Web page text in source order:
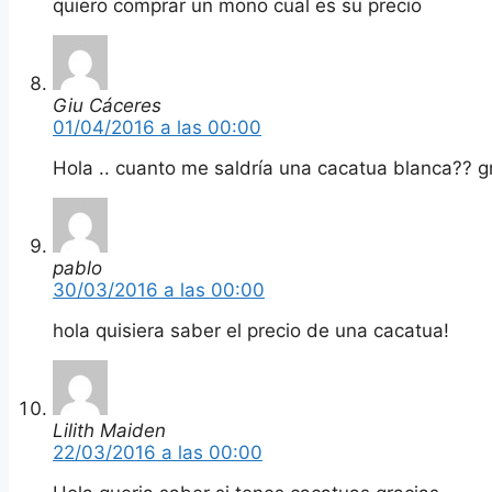
quiero comprar un mono cual es su precio
Giu Cáceres
01/04/2016 a las 00:00
Hola .. cuanto me saldría una cacatua blanca??
pablo
30/03/2016 a las 00:00
hola quisiera saber el precio de una cacatua!
Lilith Maiden
22/03/2016 a las 00:00